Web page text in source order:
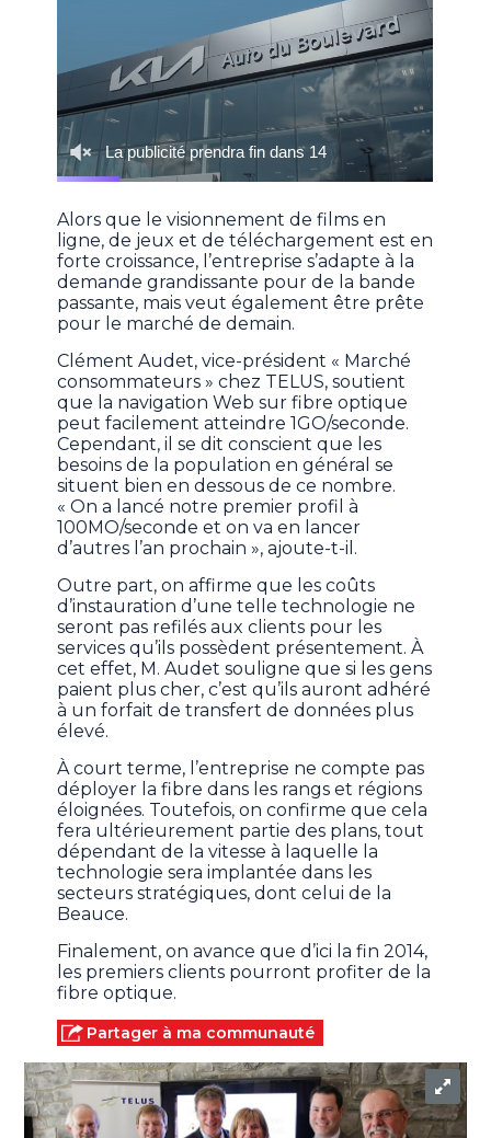
Alors que le visionnement de films en
ligne, de jeux et de téléchargement est en
forte croissance, l’entreprise s’adapte à la
demande grandissante pour de la bande
passante, mais veut également être prête
pour le marché de demain.
Clément Audet, vice-président « Marché
consommateurs » chez TELUS, soutient
que la navigation Web sur fibre optique
peut facilement atteindre 1GO/seconde.
Cependant, il se dit conscient que les
besoins de la population en général se
situent bien en dessous de ce nombre.
« On a lancé notre premier profil à
100MO/seconde et on va en lancer
d’autres l’an prochain », ajoute-t-il.
Outre part, on affirme que les coûts
d’instauration d’une telle technologie ne
seront pas refilés aux clients pour les
services qu’ils possèdent présentement. À
cet effet, M. Audet souligne que si les gens
paient plus cher, c’est qu’ils auront adhéré
à un forfait de transfert de données plus
élevé.
À court terme, l’entreprise ne compte pas
déployer la fibre dans les rangs et régions
éloignées. Toutefois, on confirme que cela
fera ultérieurement partie des plans, tout
dépendant de la vitesse à laquelle la
technologie sera implantée dans les
secteurs stratégiques, dont celui de la
Beauce.
Finalement, on avance que d’ici la fin 2014,
les premiers clients pourront profiter de la
fibre optique.
Partager à ma communauté